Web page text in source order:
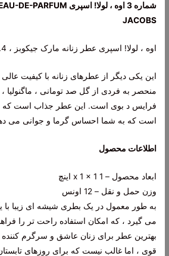
JACOBS
اوه ، لولا! اسپری عطر زنانه مارک جیکوبز ، 3.4 اونس
این یکی دیگر از عطرهای زنانه با کیفیت
منحصر به فردی از گل صد تومانی ، ماگنولیا
فرایس د بوی است. این عطر جذاب است که
است که به شما احساس گرما و جوانی می
اطلاعات محصول
ابعاد محصول – 1 x 1 x 1 اینچ
وزن حمل و نقل – 12 اونس
به طور معمول در یک بطری شیشه ای زیبا با
می گیرد ، که امکان استفاده راحت تر را
بهترین عطر برای زنان عاشق و سرگرم
قوی ، اما غالب نیست که برای روزهای